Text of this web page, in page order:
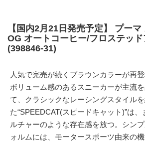
【国内2月21日発売予定】 プー
OG オートコーヒー/フロステッ
(398846-31)
人気で完売が続くブラウンカラーが再登
ボリューム感のあるスニーカーが主流
て、クラシックなレーシングスタイル
た“SPEEDCAT(スピードキャット)”は
ルチャーのような存在感を放つ。シン
ォルムには、モータースポーツ由来の